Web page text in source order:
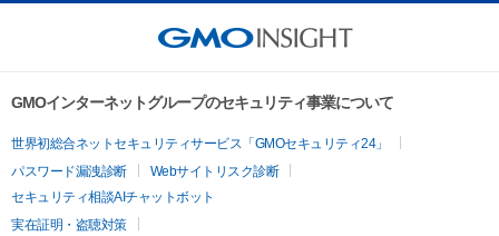
GMOインターネットグループのセキュリティ事業について
世界初総合ネットセキュリティサービス「GMOセキュリティ24」
パスワード漏洩診断
Webサイトリスク診断
セキュリティ相談AIチャットボット
実在証明・盗聴対策